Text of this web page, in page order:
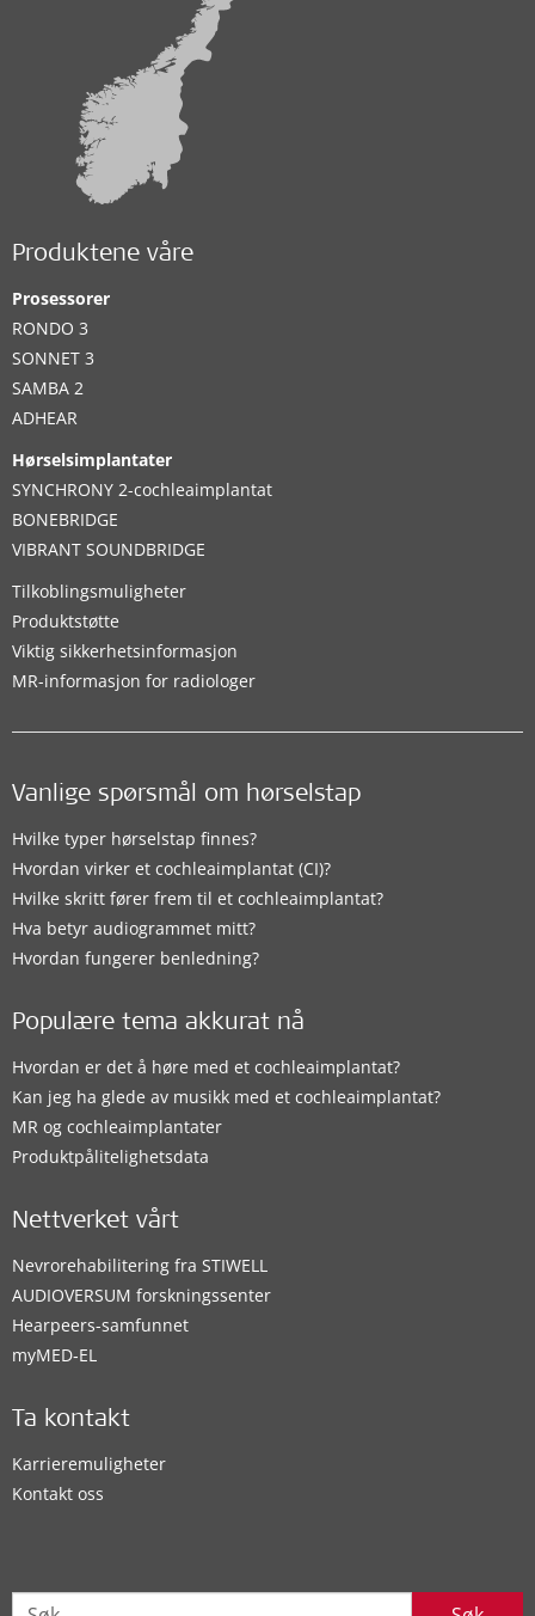
Produktene våre
Prosessorer
RONDO 3
SONNET 3
SAMBA 2
ADHEAR
Hørselsimplantater
SYNCHRONY 2-cochleaimplantat
BONEBRIDGE
VIBRANT SOUNDBRIDGE
Tilkoblingsmuligheter
Produktstøtte
Viktig sikkerhetsinformasjon
MR-informasjon for radiologer
Vanlige spørsmål om hørselstap
Hvilke typer hørselstap finnes?
Hvordan virker et cochleaimplantat (CI)?
Hvilke skritt fører frem til et cochleaimplantat?
Hva betyr audiogrammet mitt?
Hvordan fungerer benledning?
Populære tema akkurat nå
Hvordan er det å høre med et cochleaimplantat?
Kan jeg ha glede av musikk med et cochleaimplantat?
MR og cochleaimplantater
Produktpålitelighetsdata
Nettverket vårt
Nevrorehabilitering fra STIWELL
AUDIOVERSUM forskningssenter
Hearpeers-samfunnet
myMED‑EL
Ta kontakt
Karrieremuligheter
Kontakt oss